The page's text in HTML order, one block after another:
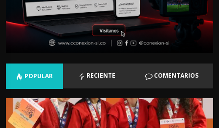
POPULAR RECIENTE COMENTARIOS